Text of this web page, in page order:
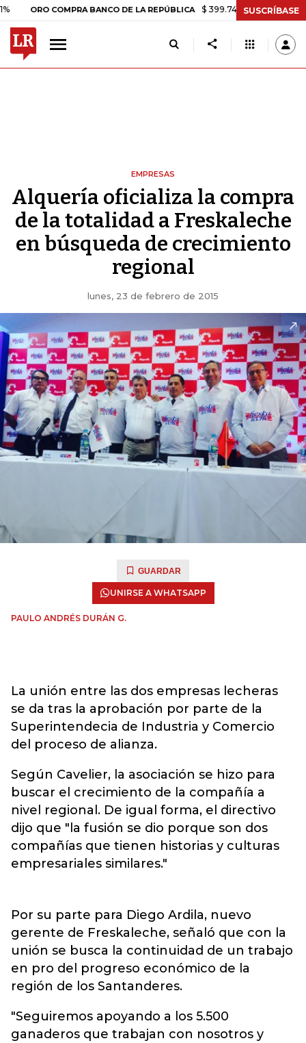
COMPRA BANCO DE LA REPÚBLICA $ 399.745,16 +$ 2.295,71 +0,58%
SUSCRÍBASE
EMPRESAS
Alquería oficializa la compra
de la totalidad a Freskaleche
en búsqueda de crecimiento
regional
lunes, 23 de febrero de 2015
GUARDAR
UNIRSE A WHATSAPP
PAULO ANDRÉS DURÁN G.
La unión entre las dos empresas lecheras
se da tras la aprobación por parte de la
Superintendecia de Industria y Comercio
del proceso de alianza.
Según Cavelier, la asociación se hizo para
buscar el crecimiento de la compañía a
nivel regional. De igual forma, el directivo
dijo que "la fusión se dio porque son dos
compañías que tienen historias y culturas
empresariales similares."
Por su parte para Diego Ardila, nuevo
gerente de Freskaleche, señaló que con la
unión se busca la continuidad de un trabajo
en pro del progreso económico de la
región de los Santanderes.
"Seguiremos apoyando a los 5.500
ganaderos que trabajan con nosotros y